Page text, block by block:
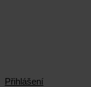
Přihlášení